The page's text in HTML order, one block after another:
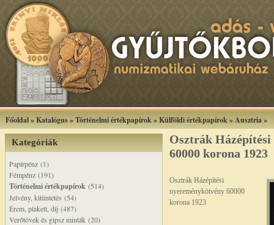
Főoldal»Katalógus»Történelmi értékpapírok»Külföldi értékpapírok»Ausztria»
Kategóriák
Papírpénz (1)
Fémpénz (191)
Történelmi értékpapírok (514)
Jelvény, kitüntetés (54)
Érem, plakett, díj (487)
Verőtövek és gipsz minták (20)
Osztrák
60000 korona 1923
Osztrák Házépítési
nyereménykötvény 60000
korona 1923